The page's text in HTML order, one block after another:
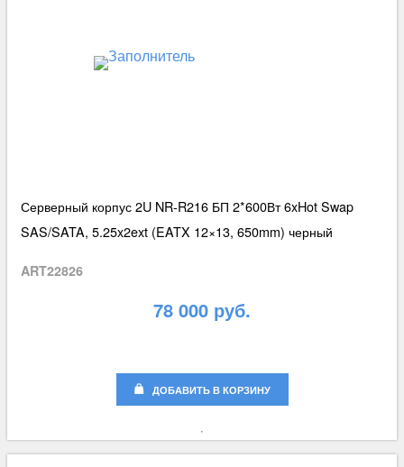
Серверный корпус 2U NR-R216 БП 2*600Вт 6xHot Swap
SAS/SATA, 5.25x2ext (EATX 12×13, 650mm) черный
ART22826
78 000 руб.
ДОБАВИТЬ В КОРЗИНУ